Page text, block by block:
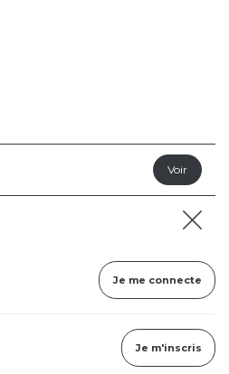
Je me connecte
Je m'inscris